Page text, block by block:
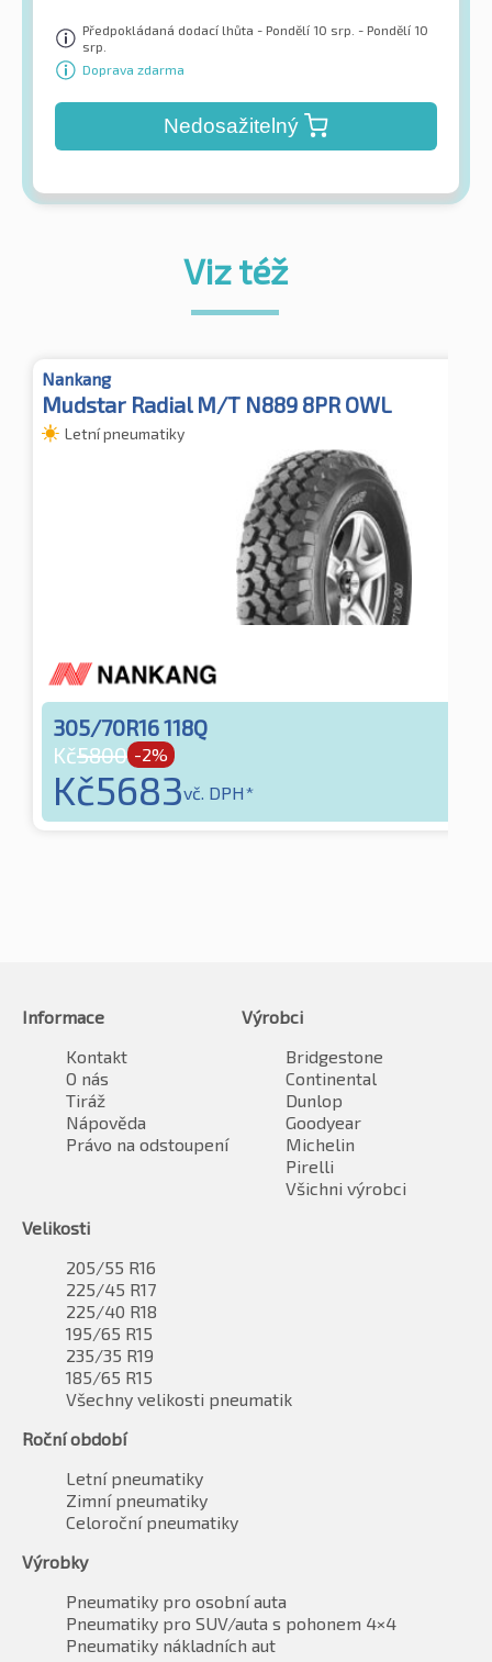
Předpokládaná dodací lhůta - Pondělí 10 srp. - Pondělí 10
srp.
Doprava zdarma
Nedosažitelný
Viz též
Nankang
Mudstar Radial M/T N889 8PR OWL
Letní pneumatiky
305/70R16 118Q
Kč5800 -2%
Kč5683vč. DPH*
Informace
Kontakt
O nás
Tiráž
Nápověda
Právo na odstoupení
Výrobci
Bridgestone
Continental
Dunlop
Goodyear
Michelin
Pirelli
Všichni výrobci
Velikosti
205/55 R16
225/45 R17
225/40 R18
195/65 R15
235/35 R19
185/65 R15
Všechny velikosti pneumatik
Roční období
Letní pneumatiky
Zimní pneumatiky
Celoroční pneumatiky
Výrobky
Pneumatiky pro osobní auta
Pneumatiky pro SUV/auta s pohonem 4×4
Pneumatiky nákladních aut